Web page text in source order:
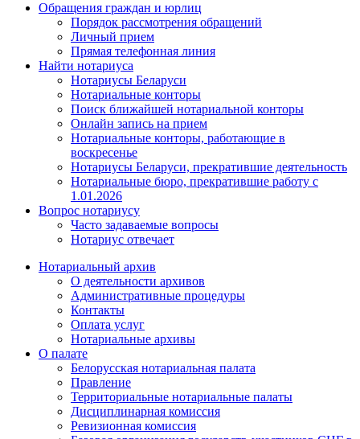
Обращения граждан и юрлиц
Порядок рассмотрения обращений
Личный прием
Прямая телефонная линия
Найти нотариуса
Нотариусы Беларуси
Нотариальные конторы
Поиск ближайшей нотариальной конторы
Онлайн запись на прием
Нотариальные конторы, работающие в
воскресенье
Нотариусы Беларуси, прекратившие деятельность
Нотариальные бюро, прекратившие работу с
1.01.2026
Вопрос нотариусу
Часто задаваемые вопросы
Нотариус отвечает
Нотариальный архив
О деятельности архивов
Административные процедуры
Контакты
Оплата услуг
Нотариальные архивы
О палате
Белорусская нотариальная палата
Правление
Территориальные нотариальные палаты
Дисциплинарная комиссия
Ревизионная комиссия